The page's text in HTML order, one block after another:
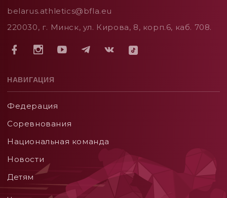
belarus.athletics@bfla.eu
220030, г. Минск, ул. Кирова, 8, корп.6, каб. 708.
НАВИГАЦИЯ
Федерация
Соревнования
Национальная команда
Новости
Детям